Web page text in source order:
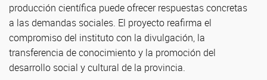
producción científica puede ofrecer respuestas concretas
a las demandas sociales. El proyecto reafirma el
compromiso del instituto con la divulgación, la
transferencia de conocimiento y la promoción del
desarrollo social y cultural de la provincia.